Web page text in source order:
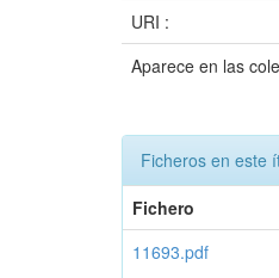
URI :
Aparece en las
Ficheros en este
Fichero
11693.pdf